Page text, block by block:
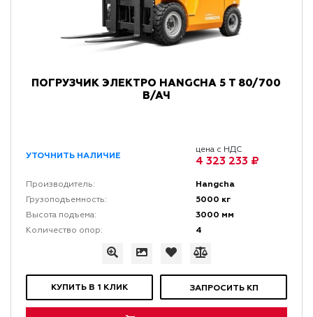
ПОГРУЗЧИК ЭЛЕКТРО HANGCHA 5 Т 80/700
В/АЧ
УТОЧНИТЬ НАЛИЧИЕ
цена с НДС
4 323 233 ₽
Производитель: Hangcha
Грузоподъемность: 5000 кг
Высота подъема: 3000 мм
Количество опор: 4
КУПИТЬ В 1 КЛИК ЗАПРОСИТЬ КП